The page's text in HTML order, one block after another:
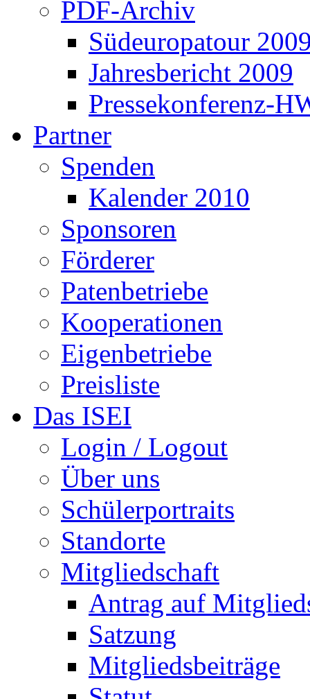
PDF-Archiv
Südeuropatour
Jahresbericht 2009
Pressekonferenz-
Partner
Spenden
Kalender 2010
Sponsoren
Förderer
Patenbetriebe
Kooperationen
Eigenbetriebe
Preisliste
Das ISEI
Login / Logout
Über uns
Schülerportraits
Standorte
Mitgliedschaft
Antrag auf
Satzung
Mitgliedsbeiträge